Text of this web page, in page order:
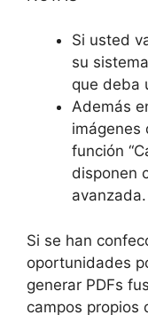
Si usted
su
que deba
Además
imágenes
función
disponen
avanzada.
Si se han
oportunidades
generar PDFs
campos propios